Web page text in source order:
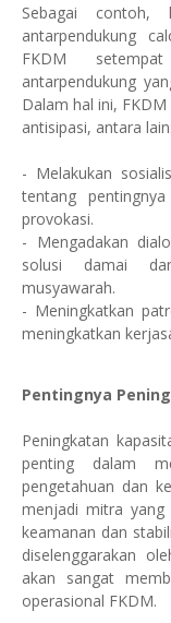
Sebagai contoh,
antarpendukung
FKDM
antarpendukung
Dalam hal ini,
antisipasi, antara lain:
- Melakukan
tentang
provokasi.
- Mengadakan
solusi damai
musyawarah.
- Meningkatkan
meningkatkan
Pentingnya
Peningkatan
penting dalam
pengetahuan dan
menjadi mitra yang
keamanan dan
diselenggarakan
akan sangat
operasional FKDM.